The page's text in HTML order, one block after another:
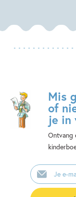
Mis
of
je in
Ontvang
E-
mailadres